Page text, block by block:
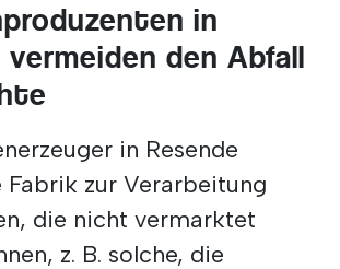
in
den Abfall
in Resende
Fabrik zur Verarbeitung
die nicht vermarktet
z. B. solche, die